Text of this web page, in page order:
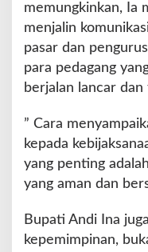
memungkinkan, Ia
menjalin
pasar dan
para pedagang
berjalan lancar
” Cara
kepada
yang penting
yang aman dan
Bupati Andi Ina
kepemimpinan,